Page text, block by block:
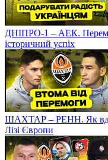
ДНІПРО-1 – АЕК.
історичний успіх
ШАХТАР – РЕНН. Як
Лізі Європи